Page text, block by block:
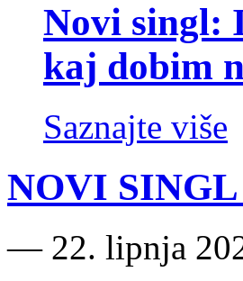
Novi singl:
kaj dobim
Saznajte više
NOVI SINGL
― 22. lipnja